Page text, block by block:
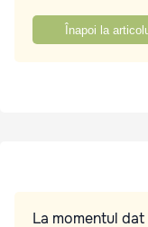
Înapoi la
La momentul